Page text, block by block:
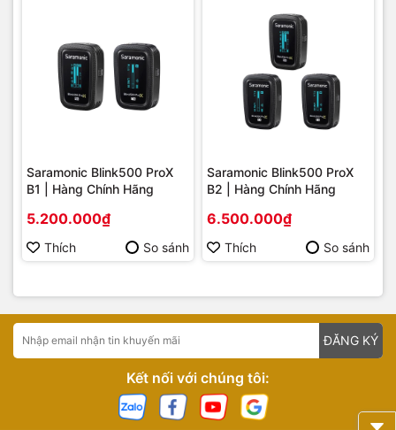
Saramonic Blink500 ProX
B1 | Hàng Chính Hãng
5.200.000₫
Thích So sánh
Saramonic Blink500 ProX
B2 | Hàng Chính Hãng
6.500.000₫
Thích So sánh
ĐĂNG KÝ
Kết nối với chúng tôi: